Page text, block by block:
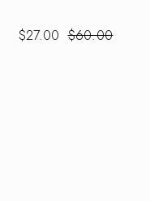
$60.00
$27.00